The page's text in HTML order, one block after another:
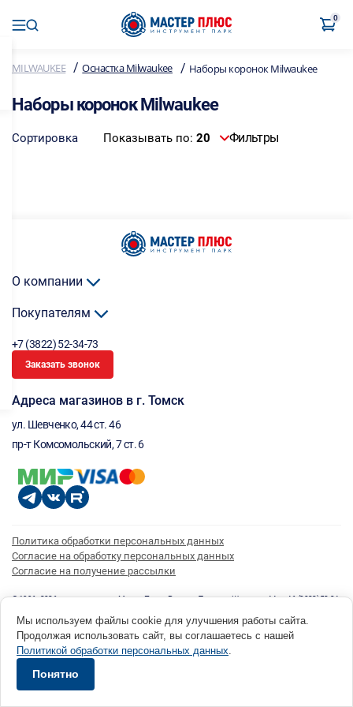
0
MILWAUKEE /Оснастка Milwaukee / Наборы коронок Milwaukee
Наборы коронок Milwaukee
Сортировка Показывать по: 20 Фильтры
О компании
Покупателям
+7 (3822) 52-34-73
Заказать звонок
Адреса магазинов в г. Томск
ул. Шевченко, 44 ст. 46
пр-т Комсомольский, 7 ст. 6
Политика обработки персональных данных
Согласие на обработку персональных данных
Согласие на получение рассылки
© 1996 - 2026 инструмент парк «Мастер Плюс» Россия, г. Томск, ул. Шевченко, 44 ст. 46, (3822) 52-34-
Разработано в Sibcode.team
Мы используем файлы cookie для улучшения работы сайта.
Продолжая использовать сайт, вы соглашаетесь с нашей
Политикой обработки персональных данных.
Понятно